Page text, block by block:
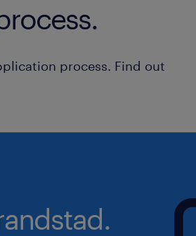
Sollicitatie
process. Find out